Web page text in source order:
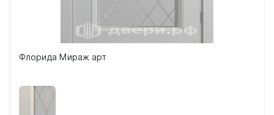
Флорида Мираж арт